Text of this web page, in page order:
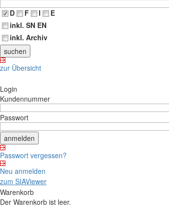
D
F I
E
inkl. SN EN
inkl. Archiv
zur Übersicht
Login
Kundennummer
Passwort
Passwort vergessen?
Neu anmelden
zum SIAViewer
Warenkorb
Der Warenkorb ist leer.